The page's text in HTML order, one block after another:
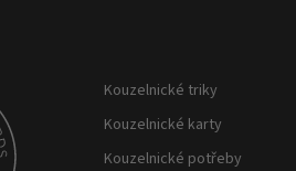
Kouzelnické triky
Kouzelnické karty
Kouzelnické potřeby